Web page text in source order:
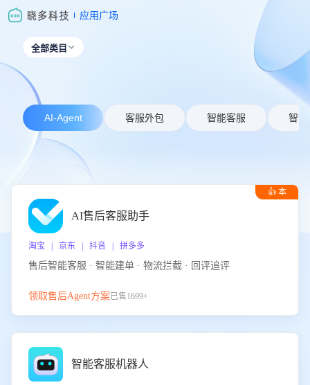
应用广场
全部类目 
AI-Agent 客服外包 智能客服 智能
👍 本
AI售后客服助手
淘宝 | 京东 | 抖音 | 拼多多
售后智能客服 · 智能建单 · 物流拦截 · 回评追评
领取售后Agent方案已售1699+
智能客服机器人